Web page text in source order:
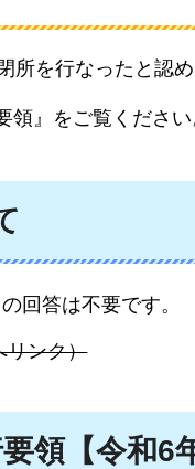
所を行なったと認め
』をご覧ください
回答は不要です。
リンク）
領【令和6